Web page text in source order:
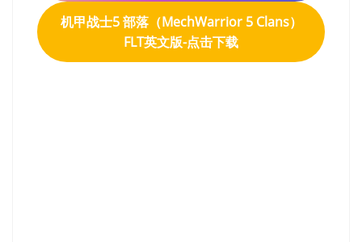
机甲战士5 部落（MechWarrior 5 Clans）
FLT英文版-点击下载